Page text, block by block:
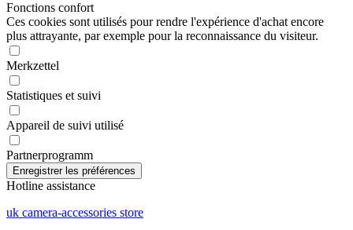
Fonctions confort
Ces cookies sont utilisés pour rendre l'expérience d'achat encore
plus attrayante, par exemple pour la reconnaissance du visiteur.
Merkzettel
Statistiques et suivi
Appareil de suivi utilisé
Partnerprogramm
Hotline assistance
uk camera-accessories store